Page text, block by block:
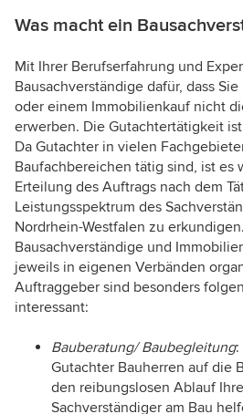
Was macht ein
Mit Ihrer Berufserfahrung und
Bausachverständige dafür, dass
oder einem Immobilienkauf nicht
erwerben. Die Gutachtertätigkeit
Da Gutachter in vielen
Baufachbereichen tätig sind, ist es
Erteilung des Auftrags nach dem
Leistungsspektrum des
Nordrhein-Westfalen zu
Bausachverständige und
jeweils in eigenen Verbänden
Auftraggeber sind besonders
interessant:
Bauberatung/ Baubegleitung:
Gutachter Bauherren auf die
den reibungslosen Ablauf
Sachverständiger am Bau